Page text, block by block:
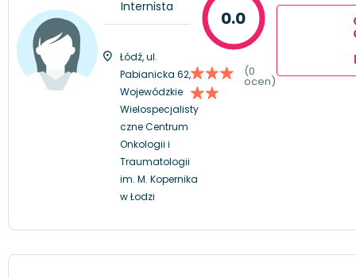
Internista
Łódź, ul.
Pabianicka 62,
Wojewódzkie
Wielospecjalisty
czne Centrum
Onkologii i
Traumatologii
im. M. Kopernika
w Łodzi
0.0
(0
ocen)